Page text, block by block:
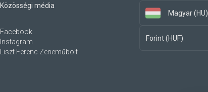
Közösségi média
Facebook
Instagram
Liszt Ferenc Zeneműbolt
Magyar (HU)
Forint (HUF)